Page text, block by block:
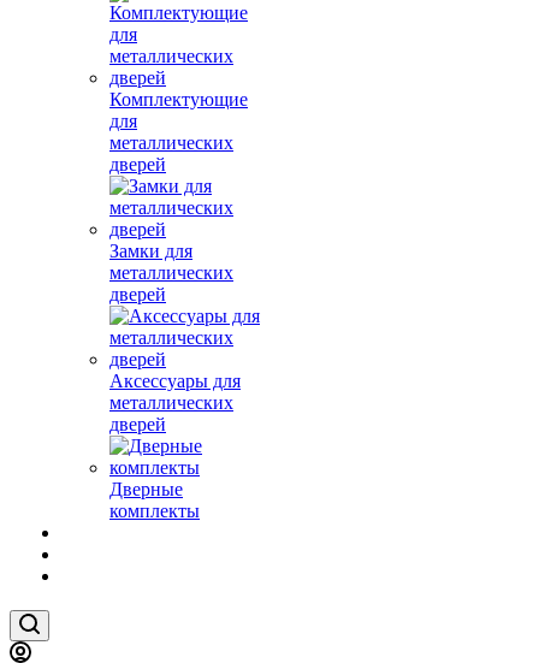
Комплектующие
для
металлических
дверей
Замки для
металлических
дверей
Аксессуары для
металлических
дверей
Дверные
комплекты